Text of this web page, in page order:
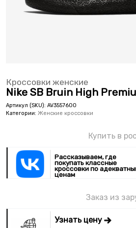
Кроссовки женские
Nike SB Bruin High
Артикул (SKU): AV3557600
Категории: Женские кроссовки
Купить в
Рассказываем, где
покупать классные
кроссовки по
ценам
Заказ из
Узнать цену